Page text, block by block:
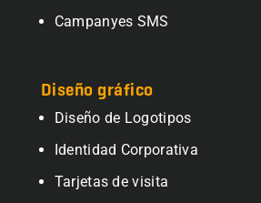
Campanyes SMS
Diseño gráfico
Diseño de Logotipos
Identidad Corporativa
Tarjetas de visita